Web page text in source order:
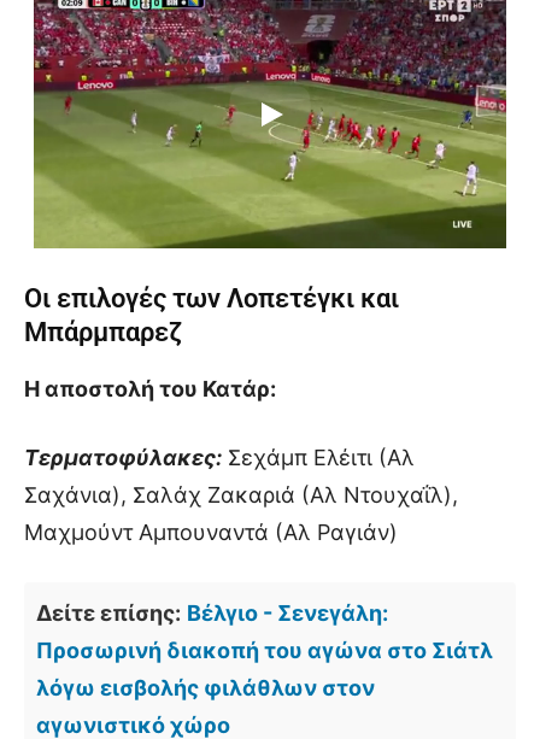
Οι επιλογές των Λοπετέγκι και
Μπάρμπαρεζ
Η αποστολή του Κατάρ:
Τερματοφύλακες: Σεχάμπ Ελέιτι (Αλ
Σαχάνια), Σαλάχ Ζακαριά (Αλ Ντουχαΐλ),
Μαχμούντ Αμπουναντά (Αλ Ραγιάν)
Δείτε επίσης: Βέλγιο - Σενεγάλη:
Προσωρινή διακοπή του αγώνα στο Σιάτλ
λόγω εισβολής φιλάθλων στον
αγωνιστικό χώρο